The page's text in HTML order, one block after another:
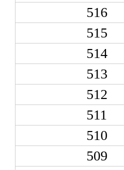
516
515
514
513
512
511
510
509